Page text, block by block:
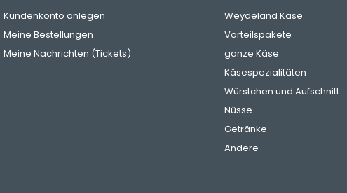
Kundenkonto anlegen
Meine Bestellungen
Meine Nachrichten (Tickets)
Weydeland Käse
Vorteilspakete
ganze Käse
Käsespezialitäten
Würstchen und Aufschnitt
Nüsse
Getränke
Andere